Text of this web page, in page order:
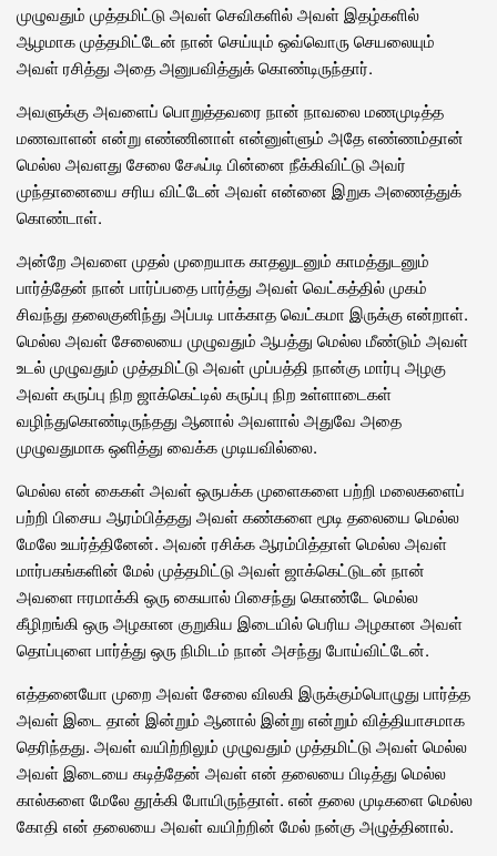
முழுவதும் முத்தமிட்டு அவள் செவிகளில் அவள் இதழ்களில்
ஆழமாக முத்தமிட்டேன் நான் செய்யும் ஒவ்வொரு செயலையும்
அவள் ரசித்து அதை அனுபவித்துக் கொண்டிருந்தார்.
அவளுக்கு அவளைப் பொறுத்தவரை நான் நாவலை மணமுடித்த
மணவாளன் என்று எண்ணினாள் என்னுள்ளும் அதே எண்ணம்தான்
மெல்ல அவளது சேலை சேஃப்டி பின்னை நீக்கிவிட்டு அவர்
முந்தானையை சரிய விட்டேன் அவள் என்னை இறுக அணைத்துக்
கொண்டாள்.
அன்றே அவளை முதல் முறையாக காதலுடனும் காமத்துடனும்
பார்த்தேன் நான் பார்ப்பதை பார்த்து அவள் வெட்கத்தில் முகம்
சிவந்து தலைகுனிந்து அப்படி பாக்காத வெட்கமா இருக்கு என்றாள்.
மெல்ல அவள் சேலையை முழுவதும் ஆபத்து மெல்ல மீண்டும் அவள்
உடல் முழுவதும் முத்தமிட்டு அவள் முப்பத்தி நான்கு மார்பு அழகு
அவள் கருப்பு நிற ஜாக்கெட்டில் கருப்பு நிற உள்ளாடைகள்
வழிந்துகொண்டிருந்தது ஆனால் அவளால் அதுவே அதை
முழுவதுமாக ஒளித்து வைக்க முடியவில்லை.
மெல்ல என் கைகள் அவள் ஒருபக்க முளைகளை பற்றி மலைகளைப்
பற்றி பிசைய ஆரம்பித்தது அவள் கண்களை மூடி தலையை மெல்ல
மேலே உயர்த்தினேன். அவன் ரசிக்க ஆரம்பித்தாள் மெல்ல அவள்
மார்பகங்களின் மேல் முத்தமிட்டு அவள் ஜாக்கெட்டுடன் நான்
அவளை ஈரமாக்கி ஒரு கையால் பிசைந்து கொண்டே மெல்ல
கீழிறங்கி ஒரு அழகான குறுகிய இடையில் பெரிய அழகான அவள்
தொப்புளை பார்த்து ஒரு நிமிடம் நான் அசந்து போய்விட்டேன்.
எத்தனையோ முறை அவள் சேலை விலகி இருக்கும்பொழுது பார்த்த
அவள் இடை தான் இன்றும் ஆனால் இன்று என்றும் வித்தியாசமாக
தெரிந்தது. அவள் வயிற்றிலும் முழுவதும் முத்தமிட்டு அவள் மெல்ல
அவள் இடையை கடித்தேன் அவள் என் தலையை பிடித்து மெல்ல
கால்களை மேலே தூக்கி போயிருந்தாள். என் தலை முடிகளை மெல்ல
கோதி என் தலையை அவள் வயிற்றின் மேல் நன்கு அழுத்தினால்.